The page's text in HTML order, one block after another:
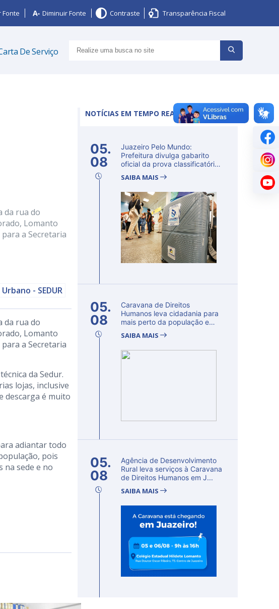
Fonte Diminuir Fonte Contraste Transparência Fiscal
De Serviço
da rua do
Lomanto
a Secretaria
- SEDUR
da rua do
Lomanto
a Secretaria
da Sedur.
lojas, inclusive
descarga é muito
adiantar todo
pois
na sede e no
NOTÍCIAS EM TEMPO REAL
05.
08
Juazeiro Pelo Mundo:
Prefeitura divulga gabarito
oficial da prova classificatória
SAIBA MAIS
05.
08
Caravana de Direitos
Humanos leva cidadania para
mais perto da população e
SAIBA MAIS
05.
08
Agência de Desenvolvimento
Rural leva serviços à Caravana
de Direitos Humanos em J...
SAIBA MAIS